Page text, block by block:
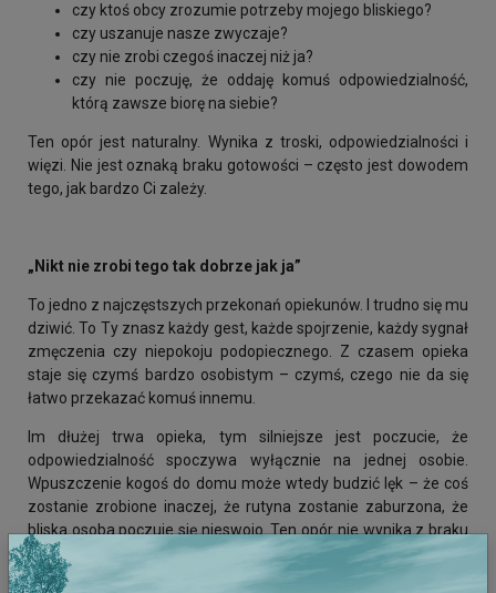
czy ktoś obcy zrozumie potrzeby mojego bliskiego?
czy uszanuje nasze zwyczaje?
czy nie zrobi czegoś inaczej niż ja?
czy nie poczuję, że oddaję komuś odpowiedzialność,
którą zawsze biorę na siebie?
Ten opór jest naturalny. Wynika z troski, odpowiedzialności i
więzi. Nie jest oznaką braku gotowości – często jest dowodem
tego, jak bardzo Ci zależy.
„Nikt nie zrobi tego tak dobrze jak ja”
To jedno z najczęstszych przekonań opiekunów. I trudno się mu
dziwić. To Ty znasz każdy gest, każde spojrzenie, każdy sygnał
zmęczenia czy niepokoju podopiecznego. Z czasem opieka
staje się czymś bardzo osobistym – czymś, czego nie da się
łatwo przekazać komuś innemu.
Im dłużej trwa opieka, tym silniejsze jest poczucie, że
odpowiedzialność spoczywa wyłącznie na jednej osobie.
Wpuszczenie kogoś do domu może wtedy budzić lęk – że coś
zostanie zrobione inaczej, że rutyna zostanie zaburzona, że
bliska osoba poczuje się nieswojo. Ten opór nie wynika z braku
zaufania, a jedynie z troski o podopiecznego.